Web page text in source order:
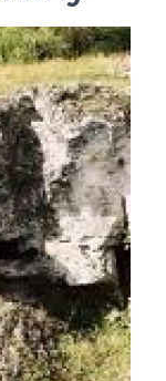
FaqParking